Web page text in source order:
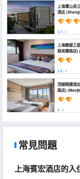
上海寶山長
酒店 (Shanghai
Baoshan
Road Atour
Residence
4.7 / 5
上海聯盟之
路淞肇路店) (Shanghai
Alliance
(Changjiang
Road,
Branch))
2.8 / 5
茂錦精選酒
路店) (Maojin Select
Hotel
Changjiang
4 / 5
常見問題
上海賓宏酒店的入